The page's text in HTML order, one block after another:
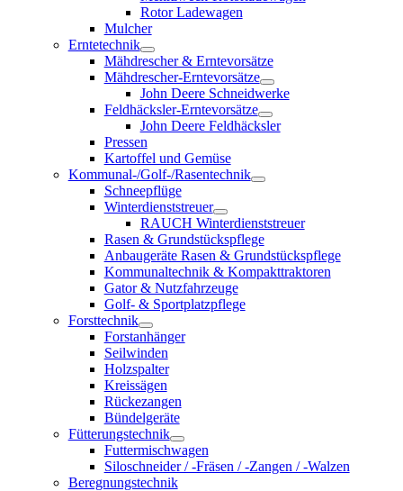
Rotor Ladewagen
Mulcher
Erntetechnik
Mähdrescher & Erntevorsätze
Mähdrescher-Erntevorsätze
John Deere Schneidwerke
Feldhäcksler-Erntevorsätze
John Deere Feldhäcksler
Pressen
Kartoffel und Gemüse
Kommunal-/Golf-/Rasentechnik
Schneepflüge
Winterdienststreuer
RAUCH Winterdienststreuer
Rasen & Grundstückspflege
Anbaugeräte Rasen & Grundstückspflege
Kommunaltechnik & Kompakttraktoren
Gator & Nutzfahrzeuge
Golf- & Sportplatzpflege
Forsttechnik
Forstanhänger
Seilwinden
Holzspalter
Kreissägen
Rückezangen
Bündelgeräte
Fütterungstechnik
Futtermischwagen
Siloschneider / -Fräsen / -Zangen / -Walzen
Beregnungstechnik